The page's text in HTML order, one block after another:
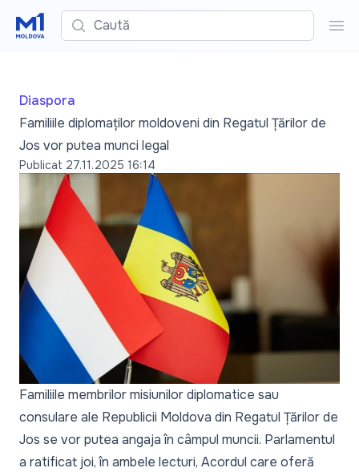
Caută
Diaspora
Familiile diplomaților moldoveni din Regatul Țărilor de
Jos vor putea munci legal
Publicat 27.11.2025 16:14
Familiile membrilor misiunilor diplomatice sau
consulare ale Republicii Moldova din Regatul Țărilor de
Jos se vor putea angaja în câmpul muncii. Parlamentul
a ratificat joi, în ambele lecturi, Acordul care oferă